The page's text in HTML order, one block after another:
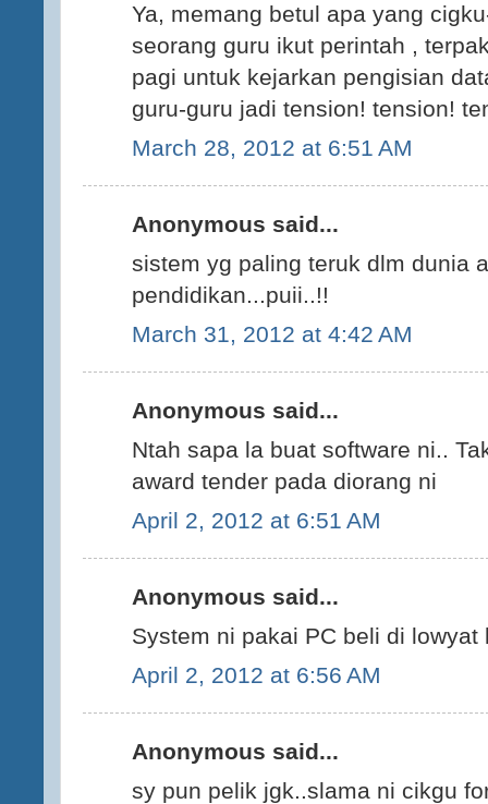
Ya, memang betul apa yang
seorang guru ikut perintah ,
pagi untuk kejarkan pengisian
guru-guru jadi tension! tension!
March 28, 2012 at 6:51 AM
Anonymous said...
sistem yg paling teruk dlm dunia
pendidikan...puii..!!
March 31, 2012 at 4:42 AM
Anonymous said...
Ntah sapa la buat software ni..
award tender pada diorang ni
April 2, 2012 at 6:51 AM
Anonymous said...
System ni pakai PC beli di lowyat
April 2, 2012 at 6:56 AM
Anonymous said...
sy pun pelik jgk..slama ni cikgu